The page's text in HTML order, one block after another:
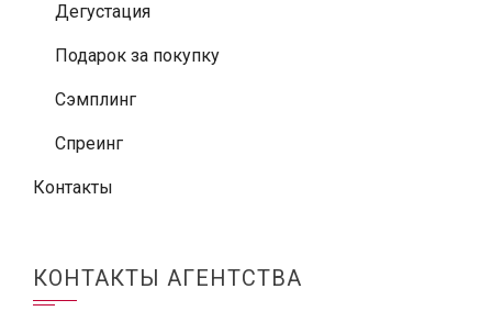
Дегустация
Подарок за покупку
Сэмплинг
Спреинг
Контакты
КОНТАКТЫ АГЕНТСТВА